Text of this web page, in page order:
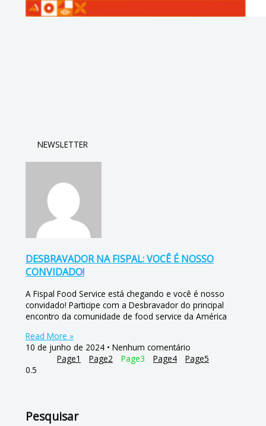
NEWSLETTER
DESBRAVADOR NA FISPAL: VOCÊ É NOSSO
CONVIDADO!
A Fispal Food Service está chegando e você é nosso
convidado! Participe com a Desbravador do principal
encontro da comunidade de food service da América
Read More »
10 de junho de 2024
Nenhum comentário
Page1 Page2 Page3 Page4 Page5
Pesquisar